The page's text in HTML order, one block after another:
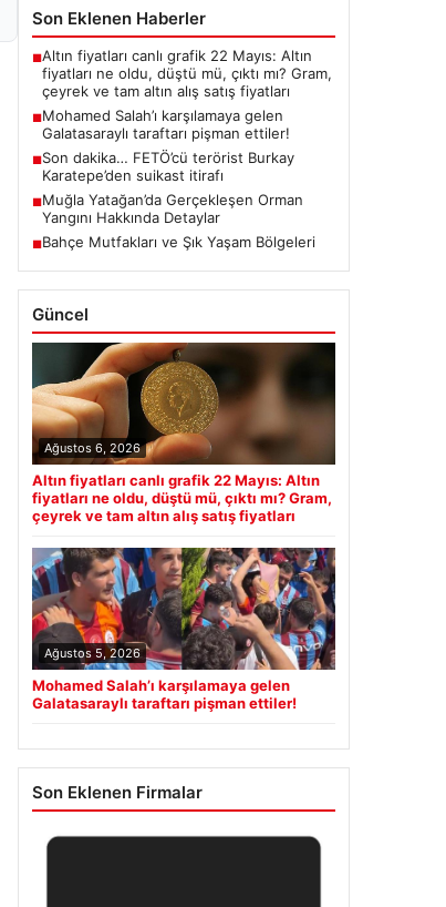
Son Eklenen Haberler
■Altın fiyatları canlı grafik 22 Mayıs: Altın
fiyatları ne oldu, düştü mü, çıktı mı? Gram,
çeyrek ve tam altın alış satış fiyatları
■Mohamed Salah’ı karşılamaya gelen
Galatasaraylı taraftarı pişman ettiler!
■Son dakika… FETÖ’cü terörist Burkay
Karatepe’den suikast itirafı
■Muğla Yatağan’da Gerçekleşen Orman
Yangını Hakkında Detaylar
■Bahçe Mutfakları ve Şık Yaşam Bölgeleri
Güncel
Ağustos 6, 2026
Altın fiyatları canlı grafik 22 Mayıs: Altın
fiyatları ne oldu, düştü mü, çıktı mı? Gram,
çeyrek ve tam altın alış satış fiyatları
Ağustos 5, 2026
Mohamed Salah’ı karşılamaya gelen
Galatasaraylı taraftarı pişman ettiler!
Son Eklenen Firmalar